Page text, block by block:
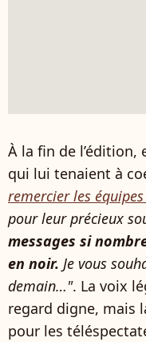
À la fin de l’édition,
qui lui tenaient à
remercier les
pour leur précieux
messages si
en noir. Je vous
demain…". La voix
regard digne, mais
pour les